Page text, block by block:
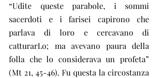
“Udite queste parabole, i sommi
sacerdoti e i farisei capirono che
parlava di loro e cercavano di
catturarLo; ma avevano paura della
folla che lo considerava un profeta”
(Mt 21, 45-46). Fu questa la circostanza